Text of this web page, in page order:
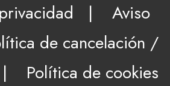
| Aviso
de cancelación /
| Política de cookies